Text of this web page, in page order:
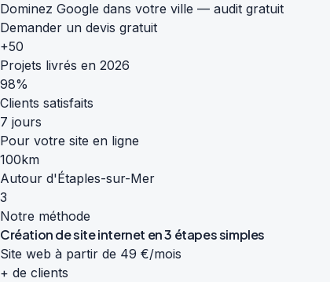
Dominez Google dans votre ville — audit gratuit
Demander un devis gratuit
+50
Projets livrés en 2026
98%
Clients satisfaits
7 jours
Pour votre site en ligne
100km
Autour d'Étaples-sur-Mer
3
Notre méthode
Création de site internet en3 étapes simples
Site web à partir de 49 €/mois
+ de clients